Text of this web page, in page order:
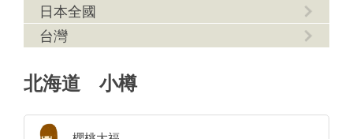
日本全國
台灣
北海道 小樽